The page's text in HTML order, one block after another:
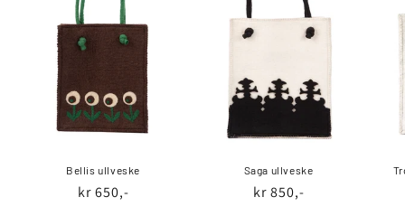
Bellis ullveske
Vanlig
kr 650,-
Saga ullveske
Vanlig
kr 850,-